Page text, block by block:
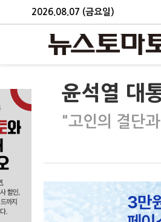
2026.08.07 (금요일)
윤석열 대
"고인의 결단